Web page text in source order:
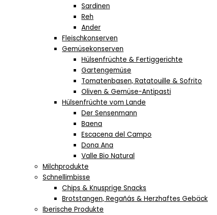
Sardinen
Reh
Ander
Fleischkonserven
Gemüsekonserven
Hülsenfrüchte & Fertiggerichte
Gartengemüse
Tomatenbasen, Ratatouille & Sofrito
Oliven & Gemüse-Antipasti
Hülsenfrüchte vom Lande
Der Sensenmann
Baena
Escacena del Campo
Dona Ana
Valle Bio Natural
Milchprodukte
Schnellimbisse
Chips & Knusprige Snacks
Brotstangen, Regañás & Herzhaftes Gebäck
Iberische Produkte